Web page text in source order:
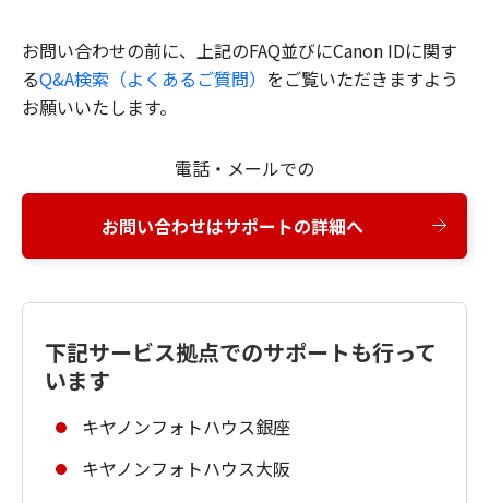
お問い合わせの前に、上記のFAQ並びにCanon IDに関す
るQ&A検索（よくあるご質問） をご覧いただきますよう
お願いいたします。
電話・メールでの
お問い合わせはサポートの詳細へ
下記サービス拠点でのサポートも行って
います
キヤノンフォトハウス銀座
キヤノンフォトハウス大阪